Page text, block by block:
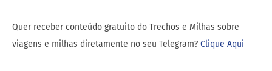
Quer receber conteúdo gratuito do Trechos e Milhas sobre
viagens e milhas diretamente no seu Telegram? Clique Aqui